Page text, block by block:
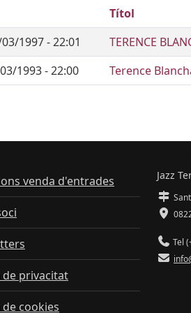
Títol
1997 - 22:01
TERENCE
1993 - 22:00
Terence
venda d'entrades
de privacitat
cookies
Jazz
Tel